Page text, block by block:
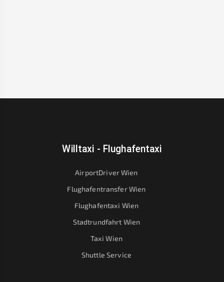
Willtaxi - Flughafentaxi
AirportDriver Wien
Flughafentransfer Wien
Flughafentaxi Wien
Stadtrundfahrt Wien
Taxi Wien
Shuttle Service